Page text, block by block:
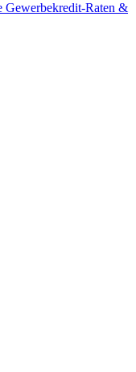
Gewerbekredit-Raten &